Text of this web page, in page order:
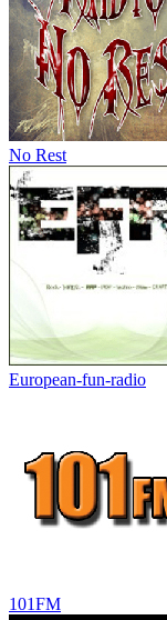
No Rest
European-fun-radio
101FM